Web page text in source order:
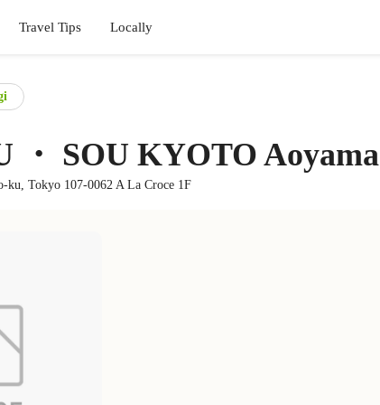
Travel Tips Locally
・ SOU KYOTO Aoyama
ku, Tokyo 107-0062 A La Croce 1F